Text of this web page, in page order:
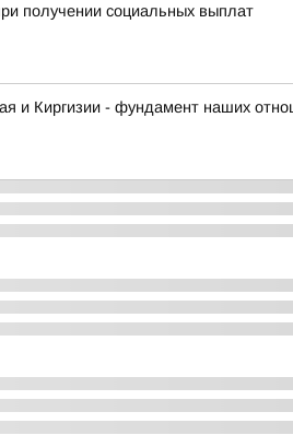
получении социальных выплат
и Киргизии - фундамент наших